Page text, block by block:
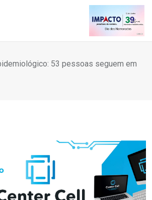
53 pessoas seguem em